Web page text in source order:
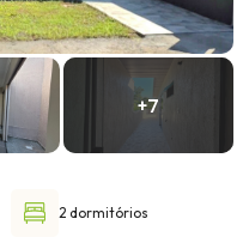
1.000.000,00 ou +
2 dormitórios